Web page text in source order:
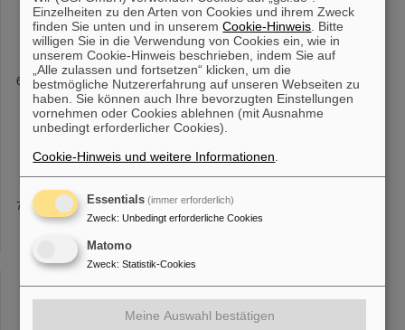
FAIR International Journal of Modern Physics E 18(2): pp.359-366,
(2009)
Beschleunigeranlage
Schwerionen: Ionenquellen Der Linearbeschleuniger UNILAC Der
Ringbeschleuniger SIS18 Der Speicherring ESRDer
Fragmentseparator FRS Hauptkontrollraum Die im Bau befindliche
internationale Beschleunigeranlage
NECTAR
. The novel approach is based on the surrogate reaction scheme
applied tostored heavy ions in the
measurements of reactions on radioactive nuclei, which are
Einzelheiten zu den Arten von Cookies und ihrem Zweck
finden Sie unten und in unseremCookie-Hinweis . Bitte
willigen Sie in die Verwendung von Cookies ein, wie in
unserem Cookie-Hinweis beschrieben, indem Sie auf
„Alle zulassen und fortsetzen“ klicken, um die
bestmögliche Nutzererfahrung auf unseren Webseiten zu
haben. Sie können auch Ihre bevorzugten Einstellungen
vornehmen oder Cookies ablehnen (mit Ausnahme
unbedingt erforderlicher Cookies).
Cookie-Hinweis und weitere Informationen
Essentials (immer erforderlich)
Zweck: Unbedingt erforderliche Cookies
Matomo
Zweck: Statistik-Cookies
Meine Auswahl bestätigen